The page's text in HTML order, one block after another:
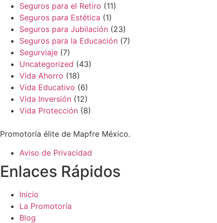
Seguros para el Retiro (11)
Seguros para Estética (1)
Seguros para Jubilación (23)
Seguros para la Educación (7)
Segurviaje (7)
Uncategorized (43)
Vida Ahorro (18)
Vida Educativo (6)
Vida Inversión (12)
Vida Protección (8)
Promotoría élite de Mapfre México.
Aviso de Privacidad
Enlaces Rápidos
Inicio
La Promotoría
Blog